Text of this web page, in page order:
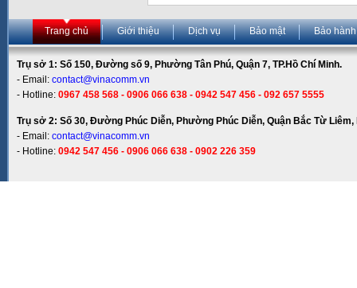
Trang chủ Giới thiệu Dịch vụ Bảo mật Bảo hành
Trụ sở 1: Số 150, Đường số 9, Phường Tân Phú, Quận 7, TP.Hồ Chí Minh.
- Email: contact@vinacomm.vn
- Hotline: 0967 458 568 - 0906 066 638 - 0942 547 456 - 092 657 5555
Trụ sở 2: Số 30, Đường Phúc Diễn, Phường Phúc Diễn, Quận Bắc Từ Liêm,
- Email: contact@vinacomm.vn
- Hotline: 0942 547 456 - 0906 066 638 - 0902 226 359